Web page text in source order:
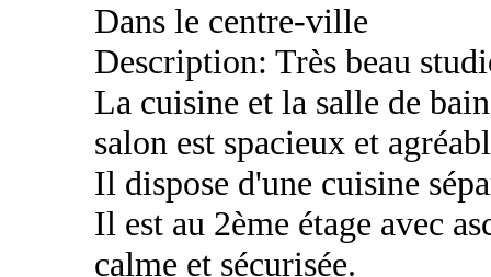
Dans le centre-ville
Description: Très beau
La cuisine et la salle de
salon est spacieux et
Il dispose d'une cuisine
Il est au 2ème étage avec
calme et sécurisée.